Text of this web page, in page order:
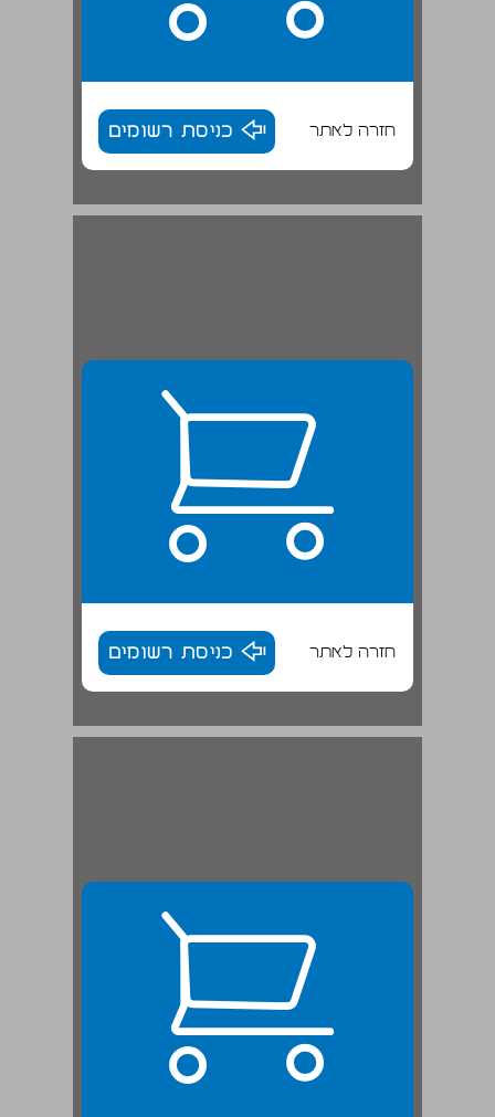
חזרה לאתר כניסת רשומים
חזרה לאתר כניסת רשומים